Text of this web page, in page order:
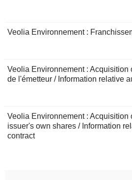
Veolia Environnement :
Veolia Environnement : Acquisition
de l'émetteur / Information relative
Veolia Environnement : Acquisition
issuer's own shares / Information
contract